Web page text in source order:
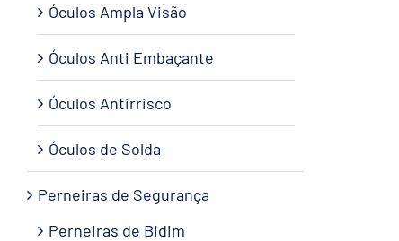
Óculos Ampla Visão
Óculos Anti Embaçante
Óculos Antirrisco
Óculos de Solda
Perneiras de Segurança
Perneiras de Bidim